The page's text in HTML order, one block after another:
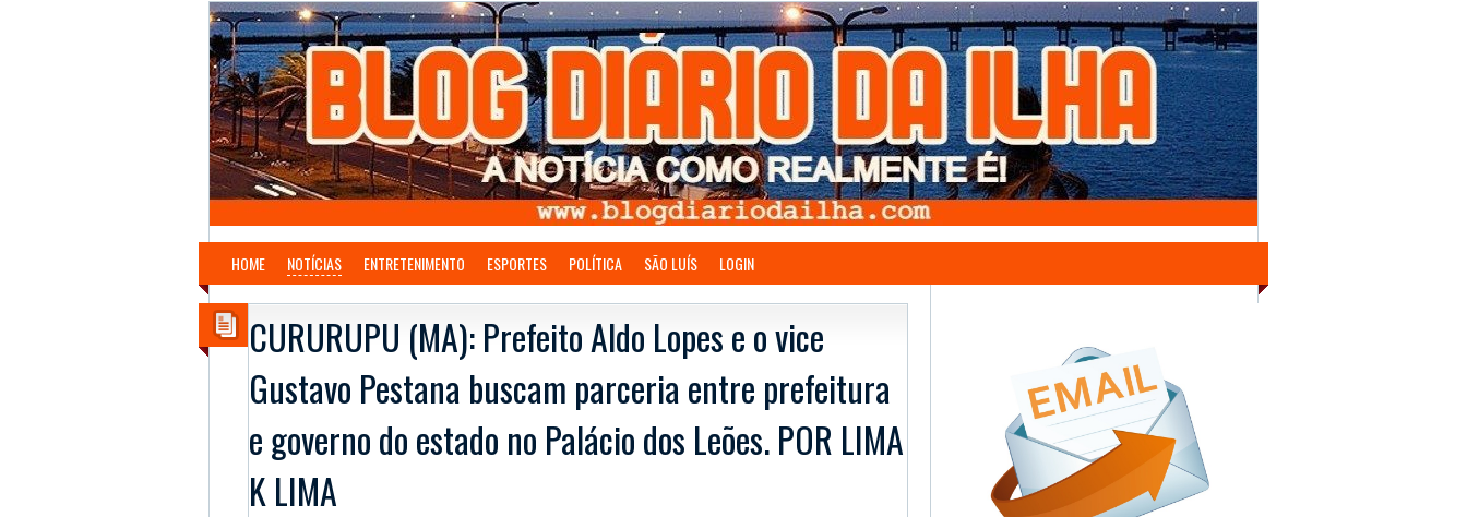
HOME NOTÍCIAS ENTRETENIMENTO ESPORTES POLÍTICA SÃO LUÍS LOGIN
CURURUPU (MA): Prefeito Aldo Lopes e o vice
Gustavo Pestana buscam parceria entre prefeitura
e governo do estado no Palácio dos Leões. POR LIMA
K LIMA